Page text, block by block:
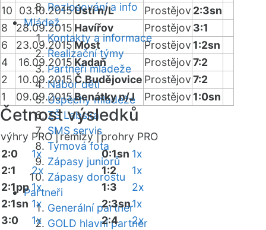
Rozlosování a info
Mládež
Kontakty a informace
Realizační týmy
Partneři mládeže
Nábor dětí
Úspěchy mládeže
ZŠ Labská
SMS servis
Týmová fota
Zápasy juniorů
Zápasy dorostu
Partneři
Generální partner
GOLD hlavní partner
10
03.10.2015Ústí n/L Prostějov 2:3sn
8
28.09.2015 Havířov Prostějov 3:1
6
23.09.2015Most Prostějov 1:2sn
4
16.09.2015 Kadaň Prostějov7:2
2
10.09.2015 Č.Budějovice Prostějov7:2
1
09.09.2015Benátky n/J Prostějov 1:0sn
Četnost výsledků
výhry PRO |remízy |prohry PRO
2:0
1x
2:1
2x
2:1pp 1x
2:1sn 1x
3:0
1x
0:1sn 1x
1:2
1x
1:3
2x
2:3sn1x
2:4
2x